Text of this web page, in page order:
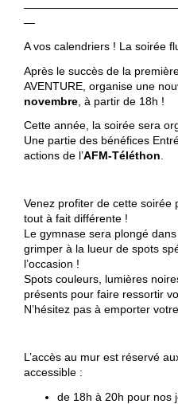
—
A vos calendriers ! La soirée
Après le succès de la
AVENTURE, organise une
novembre , à partir de 18h !
Cette année, la soirée sera
Une partie des bénéfices
actions de l’AFM-Téléthon
Venez profiter de cette soirée
tout à fait différente !
Le gymnase sera plongé
grimper à la lueur de spots
l’occasion !
Spots couleurs, lumières
présents pour faire ressortir
N’hésitez pas à emporter
L’accès au mur est réservé
accessible :
de 18h à 20h pour nos